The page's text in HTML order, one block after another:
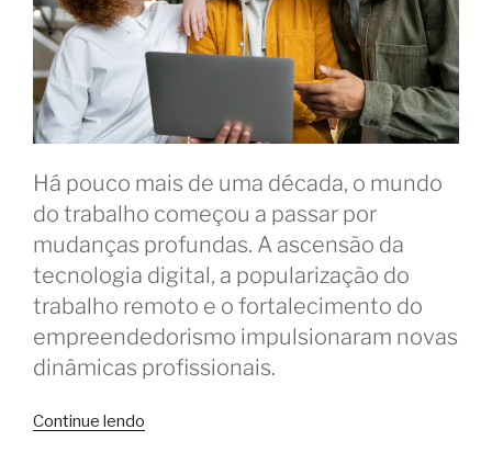
Há pouco mais de uma década, o mundo
do trabalho começou a passar por
mudanças profundas. A ascensão da
tecnologia digital, a popularização do
trabalho remoto e o fortalecimento do
empreendedorismo impulsionaram novas
dinâmicas profissionais.
Continue lendo